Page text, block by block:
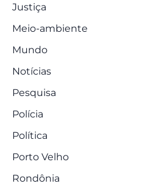
Justiça
Meio-ambiente
Mundo
Notícias
Pesquisa
Polícia
Política
Porto Velho
Rondônia